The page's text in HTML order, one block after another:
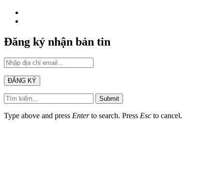
Đăng ký nhận bản tin
Submit
Type above and press Enterto search. Press Esc to cancel.